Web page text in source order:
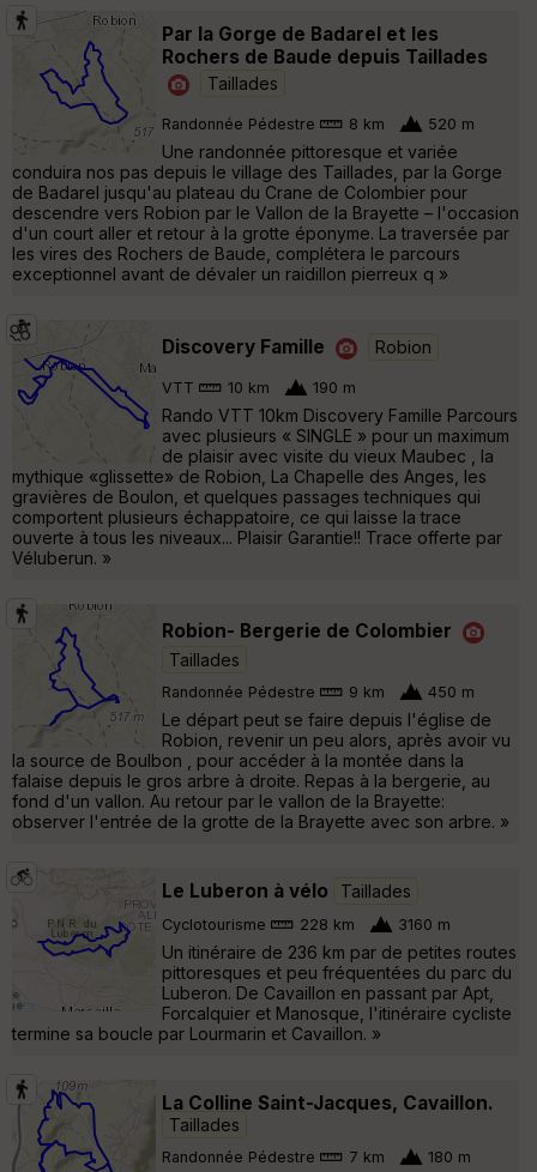
Par la Gorge de Badarel et les
Rochers de Baude depuis Taillades
Taillades
Randonnée Pédestre 8 km 520 m
Une randonnée pittoresque et variée
conduira nos pas depuis le village des Taillades, par la Gorge
de Badarel jusqu'au plateau du Crane de Colombier pour
descendre vers Robion par le Vallon de la Brayette – l'occasion
d'un court aller et retour à la grotte éponyme. La traversée par
les vires des Rochers de Baude, complétera le parcours
exceptionnel avant de dévaler un raidillon pierreux q »
Discovery Famille Robion
VTT 10 km 190 m
Rando VTT 10km Discovery Famille Parcours
avec plusieurs « SINGLE » pour un maximum
de plaisir avec visite du vieux Maubec , la
mythique «glissette» de Robion, La Chapelle des Anges, les
gravières de Boulon, et quelques passages techniques qui
comportent plusieurs échappatoire, ce qui laisse la trace
ouverte à tous les niveaux... Plaisir Garantie!! Trace offerte par
Véluberun. »
Robion- Bergerie de Colombier
Taillades
Randonnée Pédestre 9 km 450 m
Le départ peut se faire depuis l'église de
Robion, revenir un peu alors, après avoir vu
la source de Boulbon , pour accéder à la montée dans la
falaise depuis le gros arbre à droite. Repas à la bergerie, au
fond d'un vallon. Au retour par le vallon de la Brayette:
observer l'entrée de la grotte de la Brayette avec son arbre. »
Le Luberon à vélo Taillades
Cyclotourisme 228 km 3160 m
Un itinéraire de 236 km par de petites routes
pittoresques et peu fréquentées du parc du
Luberon. De Cavaillon en passant par Apt,
Forcalquier et Manosque, l'itinéraire cycliste
termine sa boucle par Lourmarin et Cavaillon. »
La Colline Saint-Jacques, Cavaillon.
Taillades
Randonnée Pédestre 7 km 180 m